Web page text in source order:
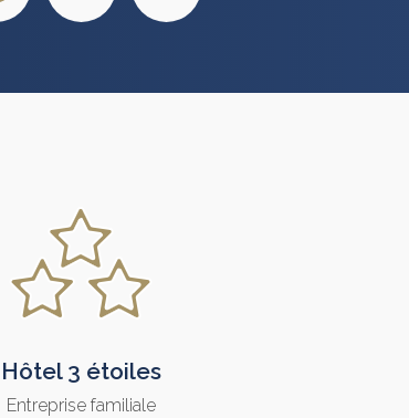
Hôtel 3 étoiles
Entreprise familiale